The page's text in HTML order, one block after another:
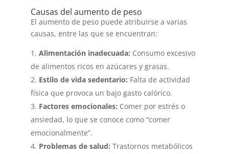
Causas del aumento de peso
El aumento de peso puede atribuirse a varias
causas, entre las que se encuentran:
Alimentación inadecuada: Consumo excesivo
de alimentos ricos en azúcares y grasas.
Estilo de vida sedentario: Falta de actividad
física que provoca un bajo gasto calórico.
Factores emocionales: Comer por estrés o
ansiedad, lo que se conoce como “comer
emocionalmente”.
Problemas de salud: Trastornos metabólicos